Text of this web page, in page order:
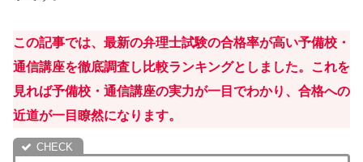
この記事では、最新の弁理士試験の合格率が高い予備校・
通信講座を徹底調査し比較ランキングとしました。これを
見れば予備校・通信講座の実力が一目でわかり、合格への
近道が一目瞭然になります。